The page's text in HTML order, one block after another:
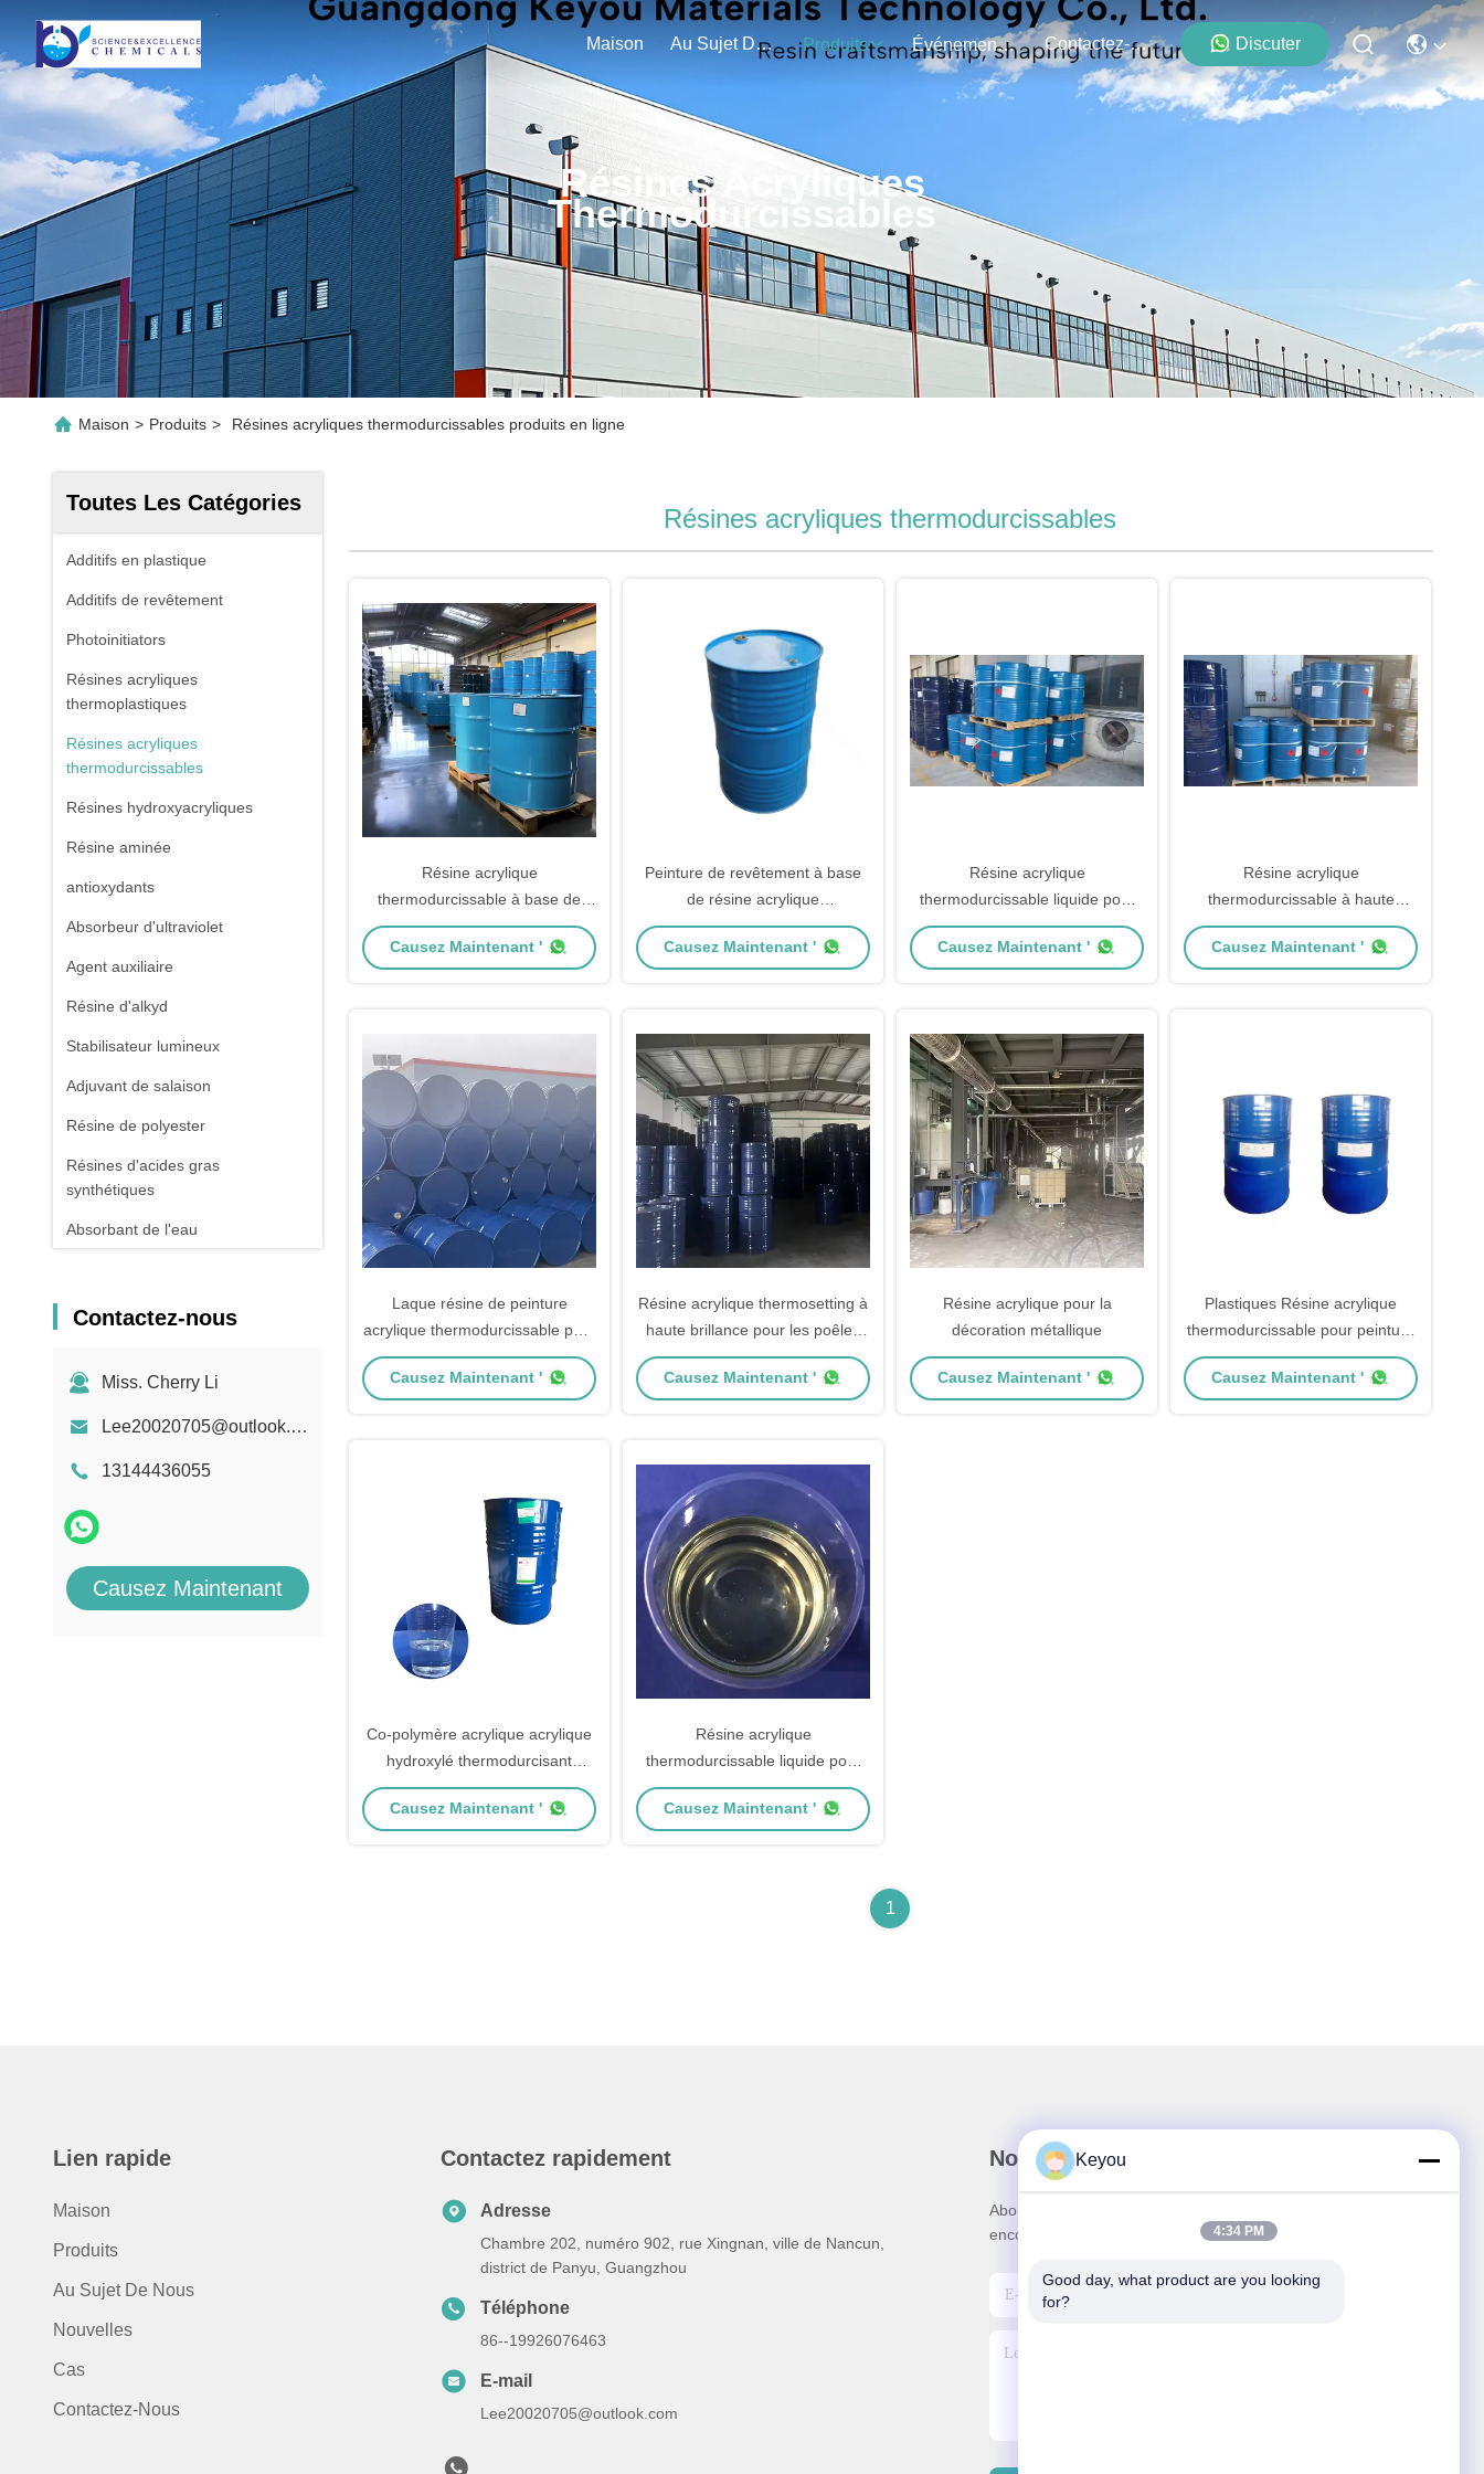
Maison Au Sujet De Nous Produits Événements Contactez-Nous Discuter
Résines Acryliques
Thermodurcissables
Maison > Produits > Résines acryliques thermodurcissables produits en ligne
Toutes Les Catégories
Additifs en plastique
Additifs de revêtement
Photoinitiators
Résines acryliques
thermoplastiques
Résines acryliques
thermodurcissables
Résines hydroxyacryliques
Résine aminée
antioxydants
Absorbeur d'ultraviolet
Agent auxiliaire
Résine d'alkyd
Stabilisateur lumineux
Adjuvant de salaison
Résine de polyester
Résines d'acides gras
synthétiques
Absorbant de l'eau
Contactez-nous
Miss. Cherry Li
Lee20020705@outlook.com
13144436055
Causez Maintenant
Résines acryliques thermodurcissables
Résine acrylique
thermodurcissable à base de
solvant liquide à longue huile
Ingrédients de résine acrylique
Causez Maintenant '
Peinture de revêtement à base
de résine acrylique
thermodurcissable à base d'eau
Causez Maintenant '
Résine acrylique
thermodurcissable liquide pour
revêtements automobiles
revêtement de matériaux
Causez Maintenant '
Résine acrylique
thermodurcissable à haute
brillance pour cuisson de
peinture de couleur vernis
Causez Maintenant '
Laque résine de peinture
acrylique thermodurcissable pour
peinture industrielle
Causez Maintenant '
Résine acrylique thermosetting à
haute brillance pour les poêles
industriels émaux acrylique
thermoset 3KOH G
Causez Maintenant '
Résine acrylique pour la
décoration métallique
Causez Maintenant '
Plastiques Résine acrylique
thermodurcissable pour peinture
industrielle Viscosité 3500pas
Causez Maintenant '
Co-polymère acrylique acrylique
hydroxylé thermodurcisant
Résine acrylique Valeur acide
7,0KOH G
Causez Maintenant '
Résine acrylique
thermodurcissable liquide pour
peinture de cuisson en verre
Peinture automobile bobine en
Causez Maintenant '
1
Lien rapide
Maison
Produits
Au Sujet De Nous
Nouvelles
Cas
Contactez-Nous
Contactez rapidement
Adresse
Chambre 202, numéro 902, rue Xingnan, ville de Nancun,
district de Panyu, Guangzhou
Téléphone
86--19926076463
E-mail
Lee20020705@outlook.com
Notre newsletter
Abonnez-vous à notre newsletter pour des réductions et plus
encore.
Keyou
4:34 PM
Good day, what product are you looking
for?